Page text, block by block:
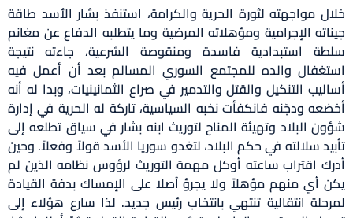
خلال مواجهته لثورة الحرية والكرامة، استنفذ بشار الأسد طاقة
جيناته الإجرامية ومؤهلاته المرضية وما يتطلبه الدفاع عن مغانم
سلطة استبدادية فاسدة ومنقوصة الشرعية، جاءته نتيجة
استغفال والده للمجتمع السوري المسالم بعد أن أعمل فيه
أساليب التنكيل والقتل والتدمير في صراع الثمانينيات، وبدا له أنه
أخضعه ودجّنه فانكفأت نخبه السياسية، تاركة له الحرية في إدارة
شؤون البلاد وتهيئة المناح لتوريث ابنه بشار في سياق تطلعه إلى
تأبيد سلالته في حكم البلاد، لتغدو سوريا الأسد قولاً وفعلاً. وحين
أدرك اقتراب ساعته أوكل مهمة التوريث لرؤوس نظامه الذين لم
يكن أي منهم مؤهلاً ولا يجرؤ أصلا على الإمساك بدفة القيادة
لمرحلة انتقالية تنتهي بانتخاب رئيس جديد. لذا سارع هؤلاء إلى